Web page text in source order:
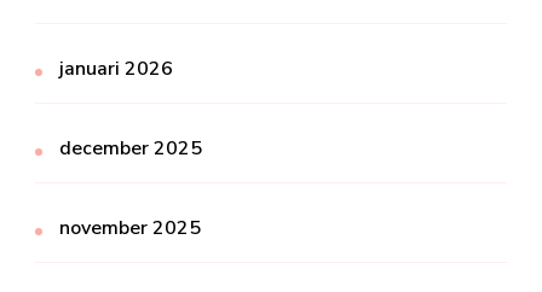
januari 2026
december 2025
november 2025